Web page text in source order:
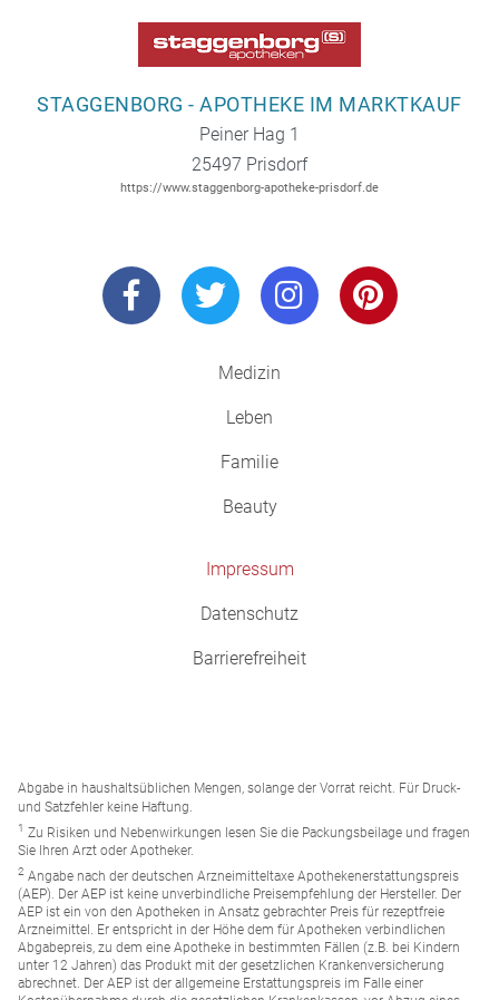
STAGGENBORG - APOTHEKE IM MARKTKAUF
Peiner Hag 1
25497 Prisdorf
https://www.staggenborg-apotheke-prisdorf.de
Medizin
Leben
Familie
Beauty
Impressum
Datenschutz
Barrierefreiheit
Abgabe in haushaltsüblichen Mengen, solange der Vorrat reicht. Für Druck-
und Satzfehler keine Haftung.
1 Zu Risiken und Nebenwirkungen lesen Sie die Packungsbeilage und fragen
Sie Ihren Arzt oder Apotheker.
2 Angabe nach der deutschen Arzneimitteltaxe Apothekenerstattungspreis
(AEP). Der AEP ist keine unverbindliche Preisempfehlung der Hersteller. Der
AEP ist ein von den Apotheken in Ansatz gebrachter Preis für rezeptfreie
Arzneimittel. Er entspricht in der Höhe dem für Apotheken verbindlichen
Abgabepreis, zu dem eine Apotheke in bestimmten Fällen (z.B. bei Kindern
unter 12 Jahren) das Produkt mit der gesetzlichen Krankenversicherung
abrechnet. Der AEP ist der allgemeine Erstattungspreis im Falle einer